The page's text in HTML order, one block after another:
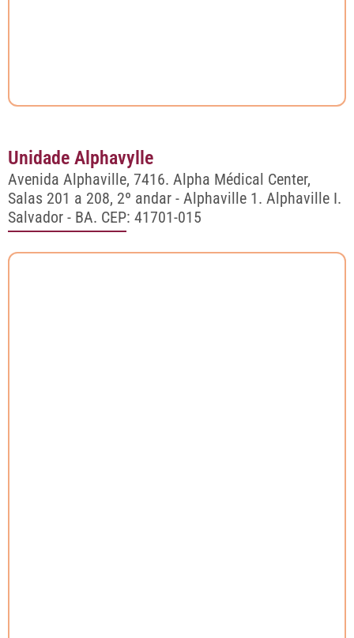
Unidade Alphavylle
Avenida Alphaville, 7416. Alpha Médical Center,
Salas 201 a 208, 2º andar - Alphaville 1. Alphaville I.
Salvador - BA. CEP: 41701-015